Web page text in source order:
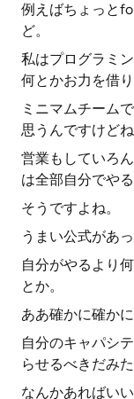
例えばちょっと
ど。
私はプログラミ
何とかお力を借
ミニマムチーム
思うんですけどね
営業もしていろ
は全部自分でやる
そうですよね。
うまい公式があ
自分がやるより
とか。
ああ確かに確かに
自分のキャパシ
らせるべきだみた
なんかあればい